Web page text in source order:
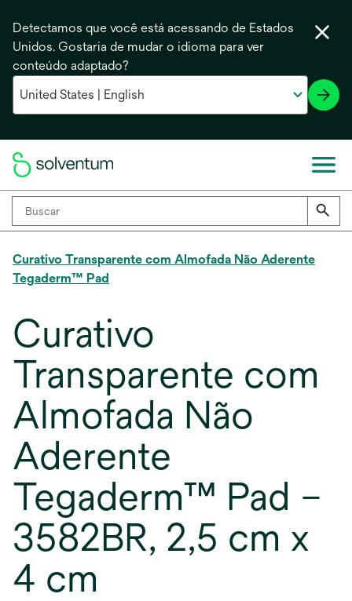
Detectamos que você está acessando de Estados
Unidos. Gostaria de mudar o idioma para ver
conteúdo adaptado?
Curativo Transparente com Almofada Não Aderente
Tegaderm™ Pad
Curativo
Transparente com
Almofada Não
Aderente
Tegaderm™ Pad –
3582BR, 2,5 cm x
4 cm